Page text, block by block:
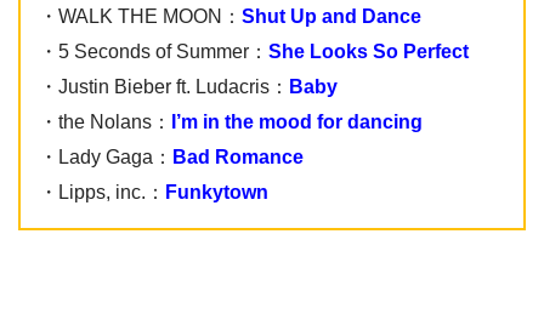
・WALK THE MOON： Shut Up and Dance
・5 Seconds of Summer： She Looks So Perfect
・Justin Bieber ft. Ludacris： Baby
・the Nolans：
I’m in the mood for dancing
・Lady Gaga： Bad Romance
・Lipps, inc.： Funkytown